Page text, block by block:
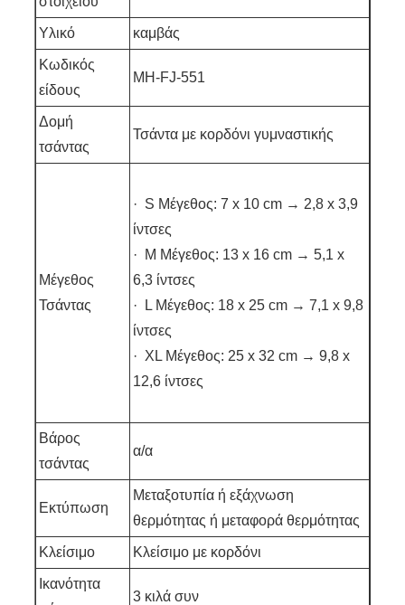
Υλικό καμβάς
Κωδικός
είδους
MH-FJ-551
Δομή
τσάντας
Τσάντα με κορδόνι γυμναστικής
Μέγεθος
Τσάντας
· S Μέγεθος: 7 x 10 cm → 2,8 x 3,9
ίντσες
· M Μέγεθος: 13 x 16 cm → 5,1 x
6,3 ίντσες
· L Μέγεθος: 18 x 25 cm → 7,1 x 9,8
ίντσες
· XL Μέγεθος: 25 x 32 cm → 9,8 x
12,6 ίντσες
Βάρος
τσάντας
α/α
Εκτύπωση
Μεταξοτυπία ή εξάχνωση
θερμότητας ή μεταφορά θερμότητας
Κλείσιμο Κλείσιμο με κορδόνι
Ικανότητα
3 κιλά συν